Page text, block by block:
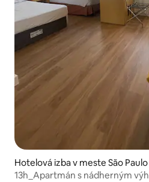
Hotelová izba v meste São Paulo
13h_Apartmán s nádherným